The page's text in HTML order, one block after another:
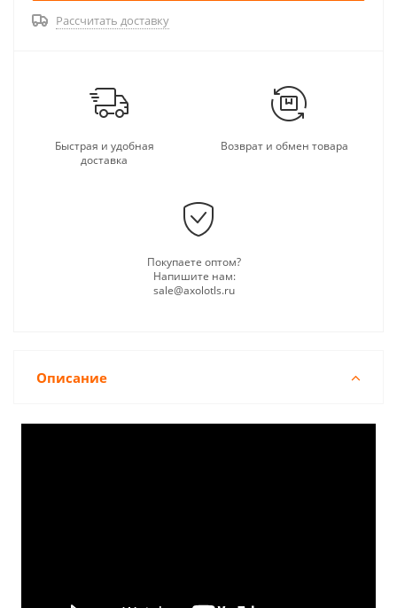
Рассчитать доставку
Быстрая и удобная
доставка
Возврат и обмен товара
Покупаете оптом?
Напишите нам:
sale@axolotls.ru
Описание